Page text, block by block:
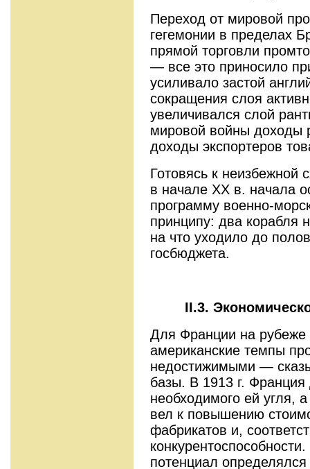
Переход от мировой
гегемонии в пределах
прямой торговли
— все это приносило
усиливало застой
сокращения слоя
увеличивал­ся слой
мировой войны доходы
доходы экспортеров
Готовясь к неизбежной
в нача­ле XX в. начала
программу военно-
принципу: два корабля
на что уходило до
госбюджета.
II.3.
Для Франции на рубеже
американ­ские темпы
недостижимыми —
базы. В 1913 г.
необходимого ей угля,
вел к повышению
фабрикатов и,
потенциал